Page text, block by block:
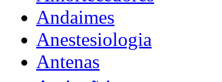
Andaimes
Anestesiologia
Antenas